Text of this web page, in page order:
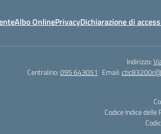
Albo OnlinePrivacyDichiarazione di
Indirizzo:
Centralino:095 643051 Email:
Codice Indice delle